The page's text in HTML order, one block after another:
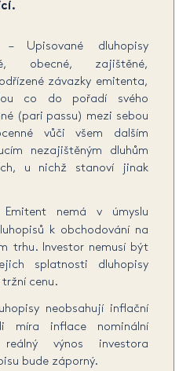
– Upisované dluhopisy
obecné, zajištěné,
závazky emitenta,
co do pořadí svého
(pari passu) mezi sebou
vůči všem dalším
nezajištěným dluhům
u nichž stanoví jinak
nemá v úmyslu
k obchodování na
trhu. Investor nemusí být
splatnosti dluhopisy
cenu.
neobsahují inflační
li míra inflace nominální
výnos investora
bude záporný.